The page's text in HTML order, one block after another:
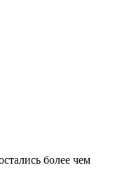
более чем